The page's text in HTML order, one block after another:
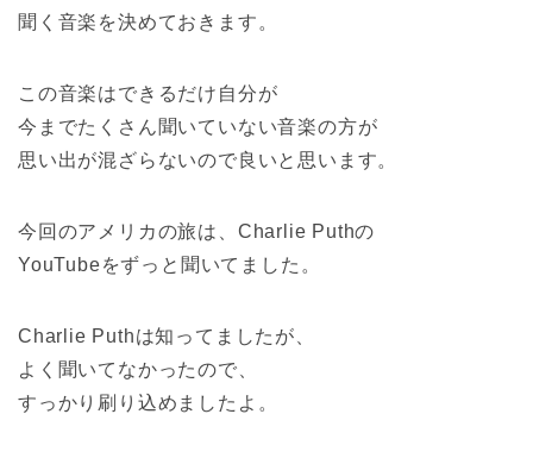
聞く音楽を決めておきます。
この音楽はできるだけ自分が
今までたくさん聞いていない音楽の方が
思い出が混ざらないので良いと思います。
今回のアメリカの旅は、Charlie Puthの
YouTubeをずっと聞いてました。
Charlie Puthは知ってましたが、
よく聞いてなかったので、
すっかり刷り込めましたよ。